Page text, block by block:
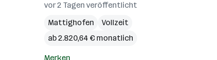
vor 2 Tagen veröffentlicht
Mattighofen
Vollzeit
ab 2.820,64 € monatlich
Merken